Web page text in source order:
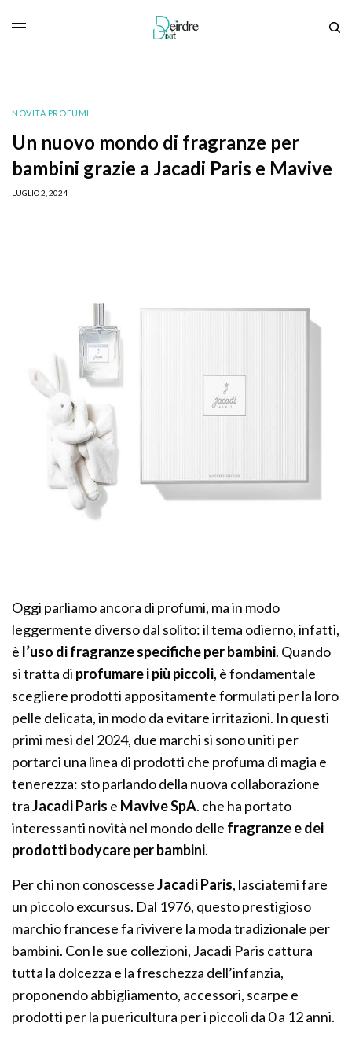
NOVITÀ PROFUMI
Un nuovo mondo di fragranze per
bambini grazie a Jacadi Paris e Mavive
LUGLIO 2, 2024
Oggi parliamo ancora di profumi, ma in modo
leggermente diverso dal solito: il tema odierno, infatti,
è l’uso di fragranze specifiche per bambini. Quando
si tratta di profumare i più piccoli, è fondamentale
scegliere prodotti appositamente formulati per la loro
pelle delicata, in modo da evitare irritazioni. In questi
primi mesi del 2024, due marchi si sono uniti per
portarci una linea di prodotti che profuma di magia e
tenerezza: sto parlando della nuova collaborazione
traJacadi Paris e Mavive SpA. che ha portato
interessanti novità nel mondo delle fragranze e dei
prodotti bodycare per bambini.
Per chi non conoscesseJacadi Paris, lasciatemi fare
un piccolo excursus. Dal 1976, questo prestigioso
marchio francese fa rivivere la moda tradizionale per
bambini. Con le sue collezioni, Jacadi Paris cattura
tutta la dolcezza e la freschezza dell’infanzia,
proponendo abbigliamento, accessori, scarpe e
prodotti per la puericultura per i piccoli da 0 a 12 anni.